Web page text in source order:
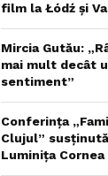
film la Łódź și
Mircia Gutău:
mai mult decât
sentiment”
Conferința
Clujul”
Luminița Cornea